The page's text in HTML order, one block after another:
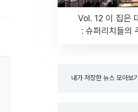
Vol. 12 이 집은
: 슈퍼리치들의
내가 저장한 뉴스 모아보기